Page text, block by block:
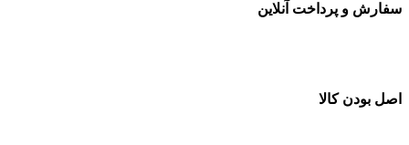
سفارش و پرداخت آنلاین
اصل بودن کالا